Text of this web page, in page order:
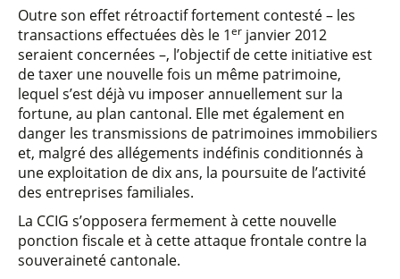
Outre son effet rétroactif fortement contesté – les
transactions effectuées dès le 1er janvier 2012
seraient concernées –, l’objectif de cette initiative est
de taxer une nouvelle fois un même patrimoine,
lequel s’est déjà vu imposer annuellement sur la
fortune, au plan cantonal. Elle met également en
danger les transmissions de patrimoines immobiliers
et, malgré des allégements indéfinis conditionnés à
une exploitation de dix ans, la poursuite de l’activité
des entreprises familiales.
La CCIG s’opposera fermement à cette nouvelle
ponction fiscale et à cette attaque frontale contre la
souveraineté cantonale.